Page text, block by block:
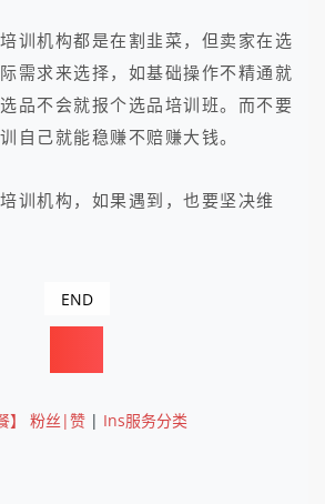
训机构都是在割韭菜，但卖家在选
需求来选择，如基础操作不精通就
品不会就报个选品培训班。而不要
自己就能稳赚不赔赚大钱。
训机构，如果遇到，也要坚决维
END
】 粉丝|赞 | Ins服务分类